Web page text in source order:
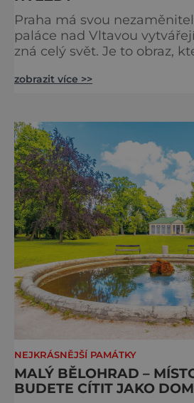
Praha má svou
paláce nad Vltavou
zná celý svět. Je to obraz,
jediný Čech, který by ho
metropole, má ho na
zobrazit více >>
NEJKRÁSNĚJŠÍ PAMÁTKY
MALÝ BĚLOHRAD –
BUDETE CÍTIT JAKO